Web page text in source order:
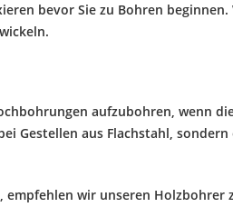
bevor Sie zu Bohren beginnen.
aufzubohren, wenn
Gestellen aus Flachstahl, sondern
empfehlen wir unseren Holzbohrer